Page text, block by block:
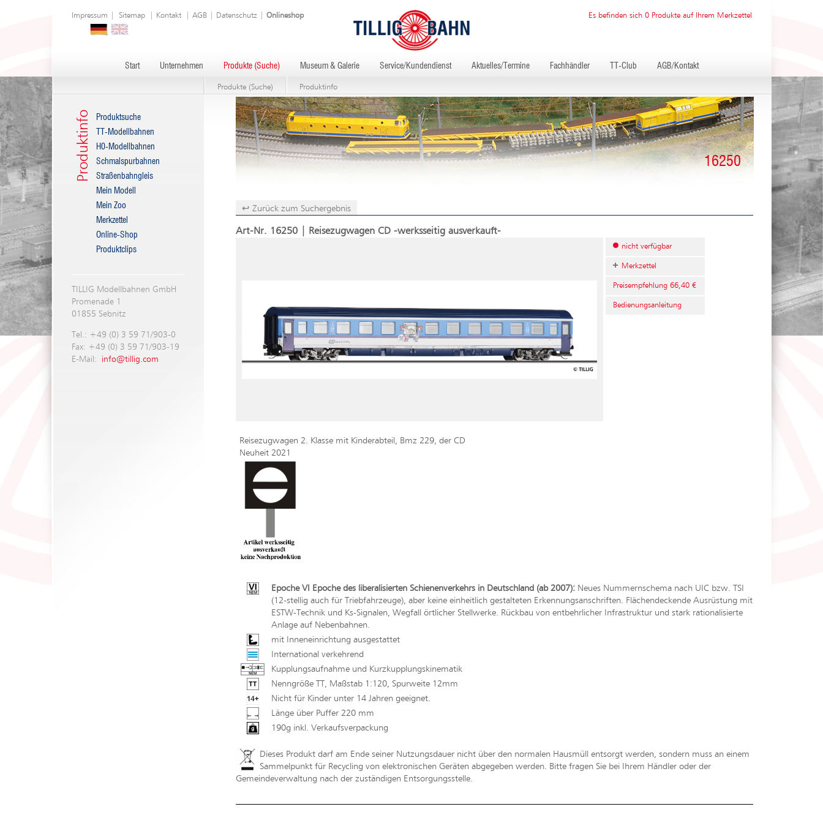
Es befinden sich 0 Produkte auf Ihrem Merkzettel
Impressum Sitemap| Kontakt| AGB| Datenschutz| Onlineshop
Start Unternehmen Produkte (Suche) Museum & Galerie Service/Kundendienst Aktuelles/Termine Fachhändler TT-Club AGB/Kontakt
Produkte (Suche) Produktinfo
Produktinfo
Produktsuche
TT-Modellbahnen
H0-Modellbahnen
Schmalspurbahnen
Straßenbahngleis
Mein Modell
Mein Zoo
Merkzettel
Online-Shop
Produktclips
TILLIG Modellbahnen GmbH
Promenade 1
01855 Sebnitz
Tel.: +49 (0) 3 59 71/903-0
Fax: +49 (0) 3 59 71/903-19
E-Mail:
info@tillig.com
16250
↩ Zurück zum Suchergebnis
Art-Nr. 16250 | Reisezugwagen CD -werksseitig ausverkauft-
nicht verfügbar
Merkzettel
Preisempfehlung 66,40 €
Bedienungsanleitung
Reisezugwagen 2. Klasse mit Kinderabteil, Bmz 229, der CD
Neuheit 2021
Epoche VI Epoche des liberalisierten Schienenverkehrs in Deutschland (ab 2007):Neues Nummernschema nach UIC bzw. TSI
(12-stellig auch für Triebfahrzeuge), aber keine einheitlich gestalteten Erkennungsanschriften. Flächendeckende Ausrüstung mit
ESTW-Technik und Ks-Signalen, Wegfall örtlicher Stellwerke. Rückbau von entbehrlicher Infrastruktur und stark rationalisierte
Anlage auf Nebenbahnen.
mit Inneneinrichtung ausgestattet
International verkehrend
Kupplungsaufnahme und Kurzkupplungskinematik
Nenngröße TT, Maßstab 1:120, Spurweite 12mm
Nicht für Kinder unter 14 Jahren geeignet.
Länge über Puffer 220 mm
190g inkl. Verkaufsverpackung
Dieses Produkt darf am Ende seiner Nutzungsdauer nicht über den normalen Hausmüll entsorgt werden, sondern muss an einem
Sammelpunkt für Recycling von elektronischen Geräten abgegeben werden. Bitte fragen Sie bei Ihrem Händler oder der
Gemeindeverwaltung nach der zuständigen Entsorgungsstelle.